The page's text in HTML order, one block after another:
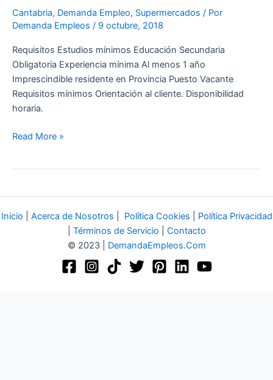
Cantabria, Demanda Empleo, Supermercados / Por
Demanda Empleos / 9 octubre, 2018
Requisitos Estudios mínimos Educación Secundaria
Obligatoria Experiencia mínima Al menos 1 año
Imprescindible residente en Provincia Puesto Vacante
Requisitos mínimos Orientación al cliente. Disponibilidad
horaria.
Read More »
Inicio Acerca de Nosotros Política Cookies
Política Privacidad
Términos de Servicio
Contacto
© 2023 | DemandaEmpleos.Com